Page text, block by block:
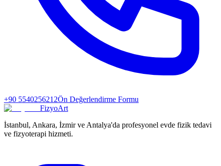
+90 5540256212Ön Değerlendirme Formu
FizyoArt
İstanbul, Ankara, İzmir ve Antalya'da profesyonel evde fizik tedavi
ve fizyoterapi hizmeti.